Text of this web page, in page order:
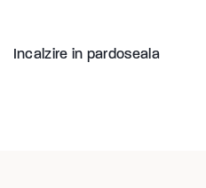
Incalzire in pardoseala